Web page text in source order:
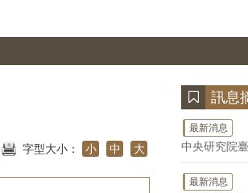
字型大小： 小 中 大
訊息
最新消息
中央研究院
最新消息